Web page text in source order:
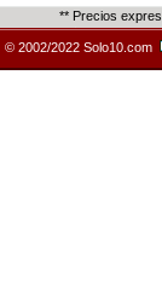
** Precios
© 2002/2022 Solo10.com